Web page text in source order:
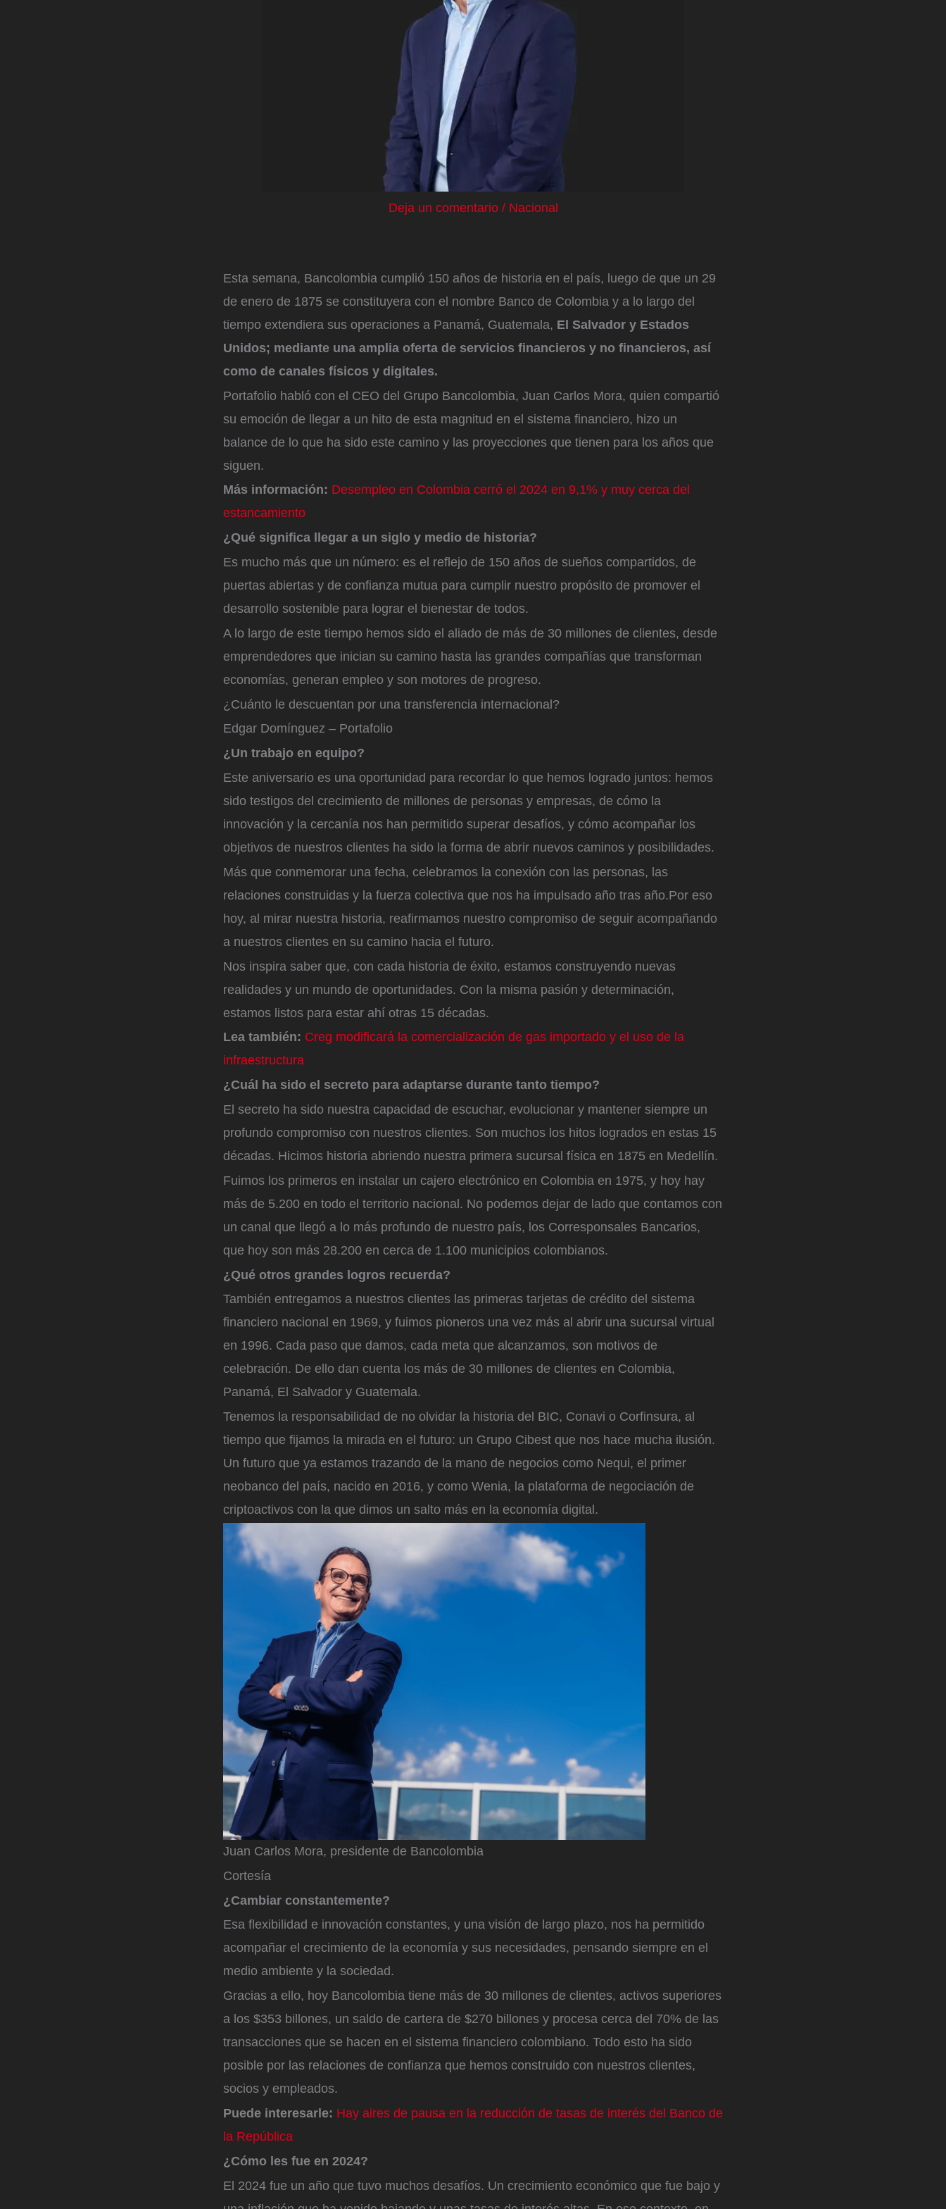
Deja un comentario / Nacional
Esta semana, Bancolombia cumplió 150 años de historia en el país, luego de que un 29
de enero de 1875 se constituyera con el nombre Banco de Colombia y a lo largo del
tiempo extendiera sus operaciones a Panamá, Guatemala, El Salvador y Estados
Unidos; mediante una amplia oferta de servicios financieros y no financieros, así
como de canales físicos y digitales.
Portafolio habló con el CEO del Grupo Bancolombia, Juan Carlos Mora, quien compartió
su emoción de llegar a un hito de esta magnitud en el sistema financiero, hizo un
balance de lo que ha sido este camino y las proyecciones que tienen para los años que
siguen.
Más información: Desempleo en Colombia cerró el 2024 en 9,1% y muy cerca del
estancamiento
¿Qué significa llegar a un siglo y medio de historia?
Es mucho más que un número: es el reflejo de 150 años de sueños compartidos, de
puertas abiertas y de confianza mutua para cumplir nuestro propósito de promover el
desarrollo sostenible para lograr el bienestar de todos.
A lo largo de este tiempo hemos sido el aliado de más de 30 millones de clientes, desde
emprendedores que inician su camino hasta las grandes compañías que transforman
economías, generan empleo y son motores de progreso.
¿Cuánto le descuentan por una transferencia internacional?
Edgar Domínguez – Portafolio
¿Un trabajo en equipo?
Este aniversario es una oportunidad para recordar lo que hemos logrado juntos: hemos
sido testigos del crecimiento de millones de personas y empresas, de cómo la
innovación y la cercanía nos han permitido superar desafíos, y cómo acompañar los
objetivos de nuestros clientes ha sido la forma de abrir nuevos caminos y posibilidades.
Más que conmemorar una fecha, celebramos la conexión con las personas, las
relaciones construidas y la fuerza colectiva que nos ha impulsado año tras año.Por eso
hoy, al mirar nuestra historia, reafirmamos nuestro compromiso de seguir acompañando
a nuestros clientes en su camino hacia el futuro.
Nos inspira saber que, con cada historia de éxito, estamos construyendo nuevas
realidades y un mundo de oportunidades. Con la misma pasión y determinación,
estamos listos para estar ahí otras 15 décadas.
Lea también: Creg modificará la comercialización de gas importado y el uso de la
infraestructura
¿Cuál ha sido el secreto para adaptarse durante tanto tiempo?
El secreto ha sido nuestra capacidad de escuchar, evolucionar y mantener siempre un
profundo compromiso con nuestros clientes. Son muchos los hitos logrados en estas 15
décadas. Hicimos historia abriendo nuestra primera sucursal física en 1875 en Medellín.
Fuimos los primeros en instalar un cajero electrónico en Colombia en 1975, y hoy hay
más de 5.200 en todo el territorio nacional. No podemos dejar de lado que contamos con
un canal que llegó a lo más profundo de nuestro país, los Corresponsales Bancarios,
que hoy son más 28.200 en cerca de 1.100 municipios colombianos.
¿Qué otros grandes logros recuerda?
También entregamos a nuestros clientes las primeras tarjetas de crédito del sistema
financiero nacional en 1969, y fuimos pioneros una vez más al abrir una sucursal virtual
en 1996. Cada paso que damos, cada meta que alcanzamos, son motivos de
celebración. De ello dan cuenta los más de 30 millones de clientes en Colombia,
Panamá, El Salvador y Guatemala.
Tenemos la responsabilidad de no olvidar la historia del BIC, Conavi o Corfinsura, al
tiempo que fijamos la mirada en el futuro: un Grupo Cibest que nos hace mucha ilusión.
Un futuro que ya estamos trazando de la mano de negocios como Nequi, el primer
neobanco del país, nacido en 2016, y como Wenia, la plataforma de negociación de
criptoactivos con la que dimos un salto más en la economía digital.
Juan Carlos Mora, presidente de Bancolombia
Cortesía
¿Cambiar constantemente?
Esa flexibilidad e innovación constantes, y una visión de largo plazo, nos ha permitido
acompañar el crecimiento de la economía y sus necesidades, pensando siempre en el
medio ambiente y la sociedad.
Gracias a ello, hoy Bancolombia tiene más de 30 millones de clientes, activos superiores
a los $353 billones, un saldo de cartera de $270 billones y procesa cerca del 70% de las
transacciones que se hacen en el sistema financiero colombiano. Todo esto ha sido
posible por las relaciones de confianza que hemos construido con nuestros clientes,
socios y empleados.
Puede interesarle: Hay aires de pausa en la reducción de tasas de interés del Banco de
la República
¿Cómo les fue en 2024?
El 2024 fue un año que tuvo muchos desafíos. Un crecimiento económico que fue bajo y